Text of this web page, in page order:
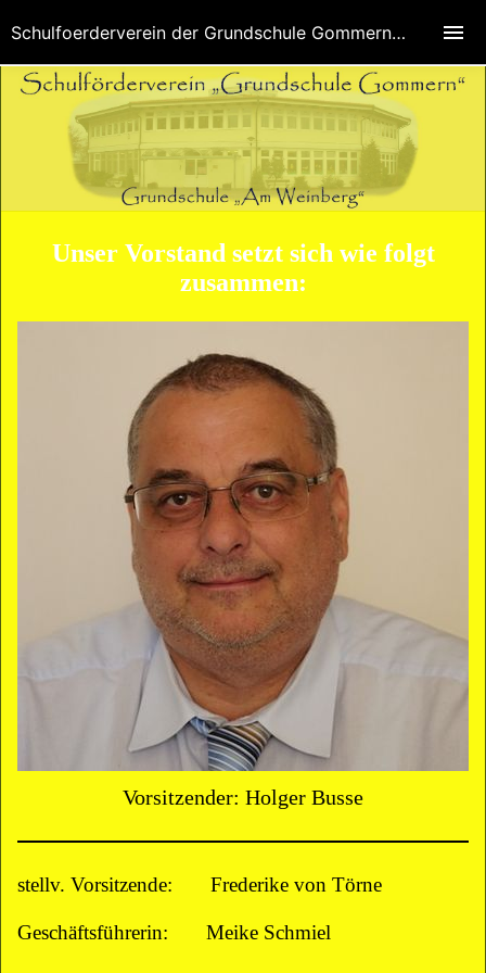
Unser Vorstand setzt sich wie folgt
zusammen:
Vorsitzender: Holger Busse
stellv. Vorsitzende: Frederike von Törne
Geschäftsführerin: Meike Schmiel
Schulfoerderverein der Grundschule Gommern e.V.